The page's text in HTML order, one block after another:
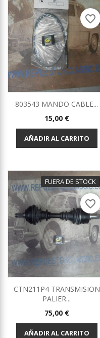
803543 MANDO CABLE...
Precio
15,00 €
AÑADIR AL CARRITO
favorite_border
FUERA DE STOCK
CTN211P4 TRANSMISION
PALIER...
Precio
75,00 €
AÑADIR AL CARRITO
favorite_border